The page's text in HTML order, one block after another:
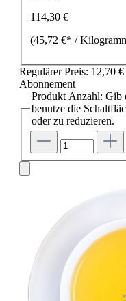
114,30 €
(45,72 €* /
Regulärer Preis: 12,70 €
Abonnement
Produkt Anzahl: Gib
benutze die
oder zu reduzieren.